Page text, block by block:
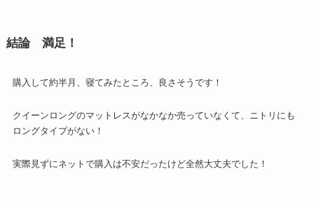
結論 満足！
購入して約半月、寝てみたところ、良さそうです！
クイーンロングのマットレスがなかなか売っていなくて、ニトリにも
ロングタイプがない！
実際見ずにネットで購入は不安だったけど全然大丈夫でした！